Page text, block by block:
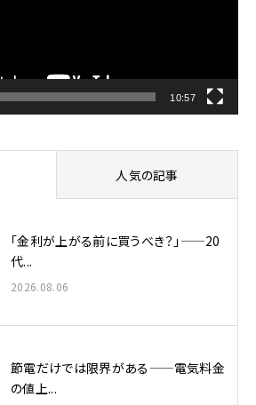
10:57
人気の記事
「金利が上がる前に買うべき？」——20
代...
2026.08.06
節電だけでは限界がある——電気料金
の値上...